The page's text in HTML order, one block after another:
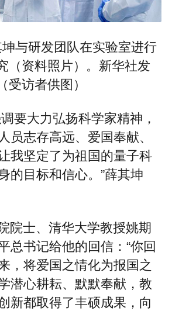
坤与研发团队在实验室进行
（资料照片）。新华社发
（受访者供图）
要大力弘扬科学家精神，
员志存高远、爱国奉献、
我坚定了为祖国的量子科
的目标和信心。”薛其坤
院士、清华大学教授姚期
总书记给他的回信：“你回
，将爱国之情化为报国之
潜心耕耘、默默奉献，教
新都取得了丰硕成果，向